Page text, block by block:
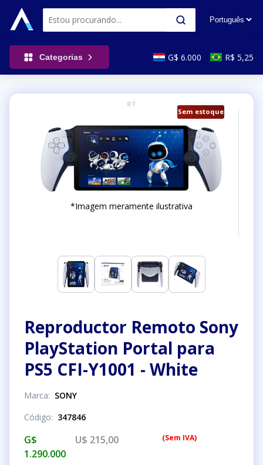
Categorias G$ 6.000 R$ 5,25
Sem estoque
RT
*Imagem meramente ilustrativa
Reproductor Remoto Sony
PlayStation Portal para
PS5 CFI-Y1001 - White
Marca: SONY
Código: 347846
G$
1.290.000
U$ 215,00 (Sem IVA)